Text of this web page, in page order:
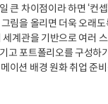
큰 차이점이라 하면 ‘컨
림을 올리면 더욱 오래
계관을 기반으로 여러
고 포트폴리오를 구성하
이션 배경 원화 취업 준